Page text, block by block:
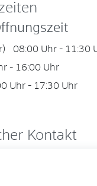
08:00 Uhr - 11:30
- 16:00 Uhr
Uhr - 17:30 Uhr
Kontakt